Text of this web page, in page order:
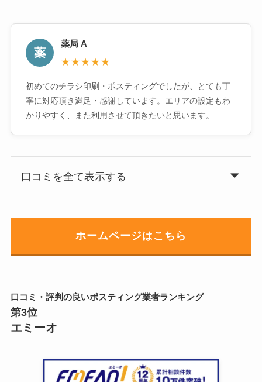
薬
薬局 A
★★★★★
初めてのチラシ印刷・ポスティングでしたが、とても丁
寧に対応頂き満足・感謝しています。エリアの設定もわ
かりやすく、また利用させて頂きたいと思います。
口コミを全て表示する
ホームページはこちら
口コミ・評判の良いポスティング業者ランキング
第3位
エミーオ